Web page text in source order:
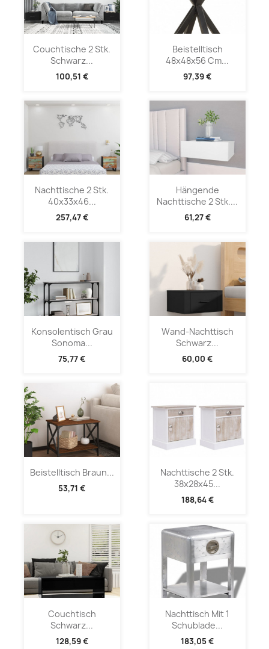
Couchtische 2 Stk.
Schwarz...
100,51 €
Beistelltisch
48x48x56 Cm...
97,39 €
Nachttische 2 Stk.
40x33x46...
257,47 €
Hängende
Nachttische 2 Stk....
61,27 €
Konsolentisch Grau
Sonoma...
75,77 €
Wand-Nachttisch
Schwarz...
60,00 €
Beistelltisch Braun...
53,71 €
Nachttische 2 Stk.
38x28x45...
188,64 €
Couchtisch
Schwarz...
128,59 €
Nachttisch Mit 1
Schublade...
183,05 €